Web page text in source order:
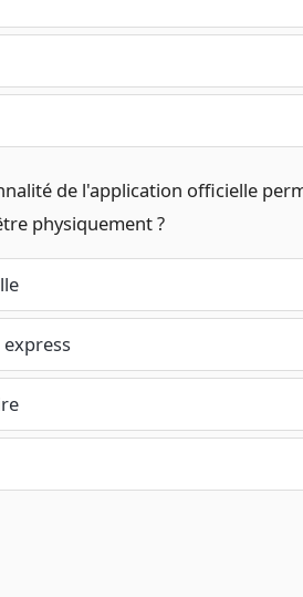
de l'application officielle
physiquement ?
express